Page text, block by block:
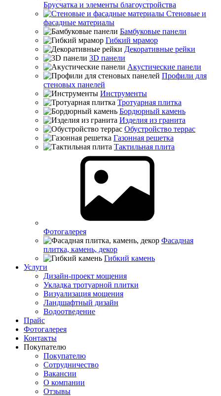
Брусчатка и элементы благоустройства
Стеновые и
фасадные материалы
Бамбуковые панели
Гибкий мрамор
Декоративные рейки
3D панели
Акустические панели
Профили для
стеновых панелей
Инструменты
Тротуарная плитка
Бордюрный камень
Изделия из гранита
Обустройство террас
Газонная решетка
Тактильная плита
Фотогалерея
Фасадная
плитка, камень, декор
Гибкий камень
Услуги
Дизайн-проект мощения
Укладка тротуарной плитки
Визуализация мощения
Ландшафтный дизайн
Водоотведение
Прайс
Фотогалерея
Контакты
Покупателю
Покупателю
Сотрудничество
Вакансии
О компании
Отзывы